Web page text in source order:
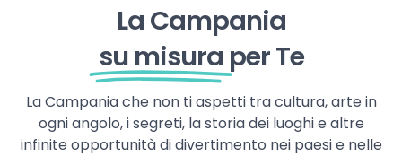
La Campania
su misura per Te
La Campania che non ti aspetti tra cultura, arte in
ogni angolo, i segreti, la storia dei luoghi e altre
infinite opportunità di divertimento nei paesi e nelle